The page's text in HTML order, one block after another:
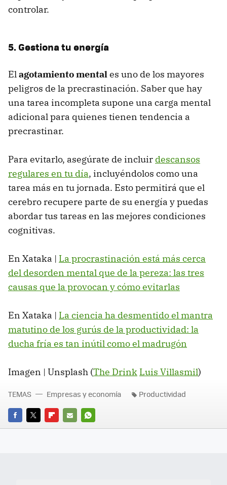
controlar.
5. Gestiona tu energía
Elagotamiento mentales uno de los mayores
peligros de la precrastinación. Saber que hay
una tarea incompleta supone una carga mental
adicional para quienes tienen tendencia a
precrastinar.
Para evitarlo, asegúrate de incluir descansos
regulares en tu día, incluyéndolos como una
tarea más en tu jornada. Esto permitirá que el
cerebro recupere parte de su energía y puedas
abordar tus tareas en las mejores condiciones
cognitivas.
En Xataka | La procrastinación está más cerca
del desorden mental que de la pereza: las tres
causas que la provocan y cómo evitarlas
En Xataka | La ciencia ha desmentido el mantra
matutino de los gurús de la productividad: la
ducha fría es tan inútil como el madrugón
Imagen | Unsplash (The Drink Luis Villasmil)
FACEBOOK
TWITTERFLIPBOARD
E-
WHATSAPP
TEMAS Empresas y economía Productividad